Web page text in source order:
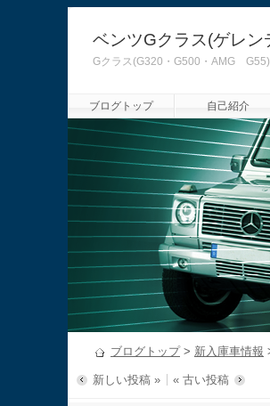
ベンツGクラス(ゲレ
Gクラス(G320・G500・AMG G55)
ブログトップ 自己紹介
ブログトップ> 新入庫車情報
新しい投稿 » « 古い投稿